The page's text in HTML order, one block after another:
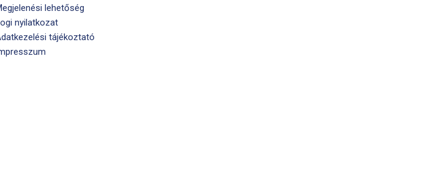
lehetőség
nyilatkozat
tájékoztató